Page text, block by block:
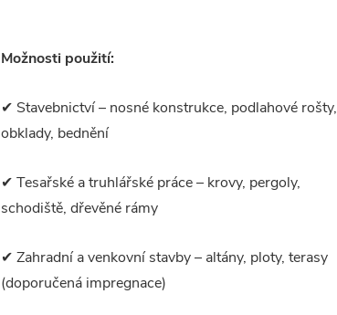
Možnosti použití:
✔ Stavebnictví – nosné konstrukce, podlahové rošty,
obklady, bednění
✔ Tesařské a truhlářské práce – krovy, pergoly,
schodiště, dřevěné rámy
✔ Zahradní a venkovní stavby – altány, ploty, terasy
(doporučená impregnace)